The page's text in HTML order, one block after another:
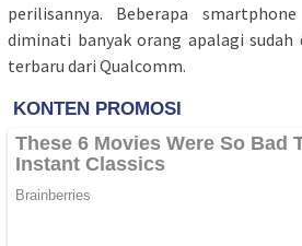
perilisannya. Beberapa
diminati banyak orang apalagi sudah
terbaru dari Qualcomm.